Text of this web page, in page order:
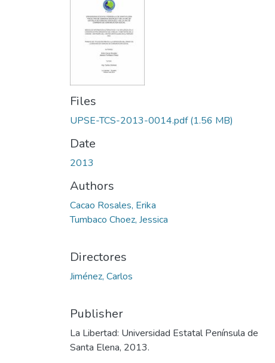
Files
UPSE-TCS-2013-0014.pdf(1.56 MB)
Date
2013
Authors
Cacao Rosales, Erika
Tumbaco Choez, Jessica
Directores
Jiménez, Carlos
Publisher
La Libertad: Universidad Estatal Península de
Santa Elena, 2013.